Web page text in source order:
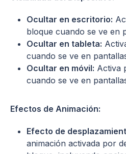
Ocultar en escritorio:
bloque cuando se ve en
Ocultar en tableta:
cuando se ve en
Ocultar en móvil: Activa
cuando se ve en
Efectos de Animación:
Efecto de
animación activada por